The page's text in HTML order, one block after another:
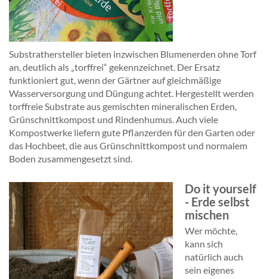
Substrathersteller bieten inzwischen Blumenerden ohne Torf
an, deutlich als „torffrei“ gekennzeichnet. Der Ersatz
funktioniert gut, wenn der Gärtner auf gleichmäßige
Wasserversorgung und Düngung achtet. Hergestellt werden
torffreie Substrate aus gemischten mineralischen Erden,
Grünschnittkompost und Rindenhumus. Auch viele
Kompostwerke liefern gute Pflanzerden für den Garten oder
das Hochbeet, die aus Grünschnittkompost und normalem
Boden zusammengesetzt sind.
Do it yourself
- Erde selbst
mischen
Wer möchte,
kann sich
natürlich auch
sein eigenes